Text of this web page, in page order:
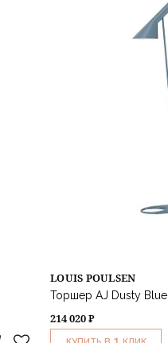
LOUIS POULSEN
Торшер AJ Dusty Blue
214 020 ₽